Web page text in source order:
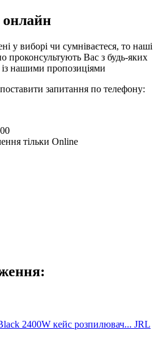
онлайн
у виборі чи сумніваєтеся, то наші
проконсультують Вас з будь-яких
нашими пропозиціями
запитання по телефону:
тільки Online
2400W кейс розпилювач... JRL